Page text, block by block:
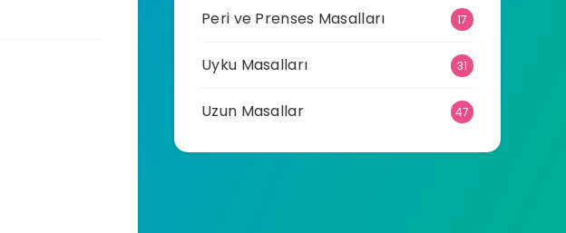
Peri ve Prenses Masalları 17
Uyku Masalları 31
Uzun Masallar 47